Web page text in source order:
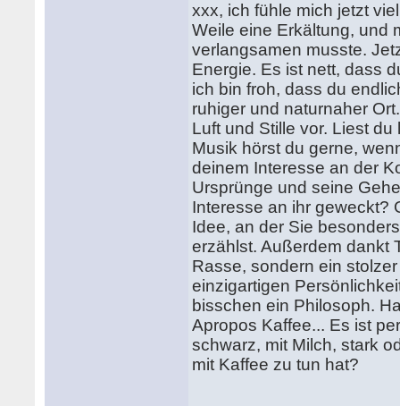
xxx, ich fühle mich jetzt
Weile eine Erkältung, und
verlangsamen musste.
Energie. Es ist nett, dass
ich bin froh, dass du
ruhiger und naturnaher
Luft und Stille vor. Liest
Musik hörst du gerne,
deinem Interesse an der
Ursprünge und seine
Interesse an ihr geweckt?
Idee, an der Sie
erzählst. Außerdem dankt
Rasse, sondern ein
einzigartigen
bisschen ein Philosoph.
Apropos Kaffee... Es ist
schwarz, mit Milch, stark
mit Kaffee zu tun hat?